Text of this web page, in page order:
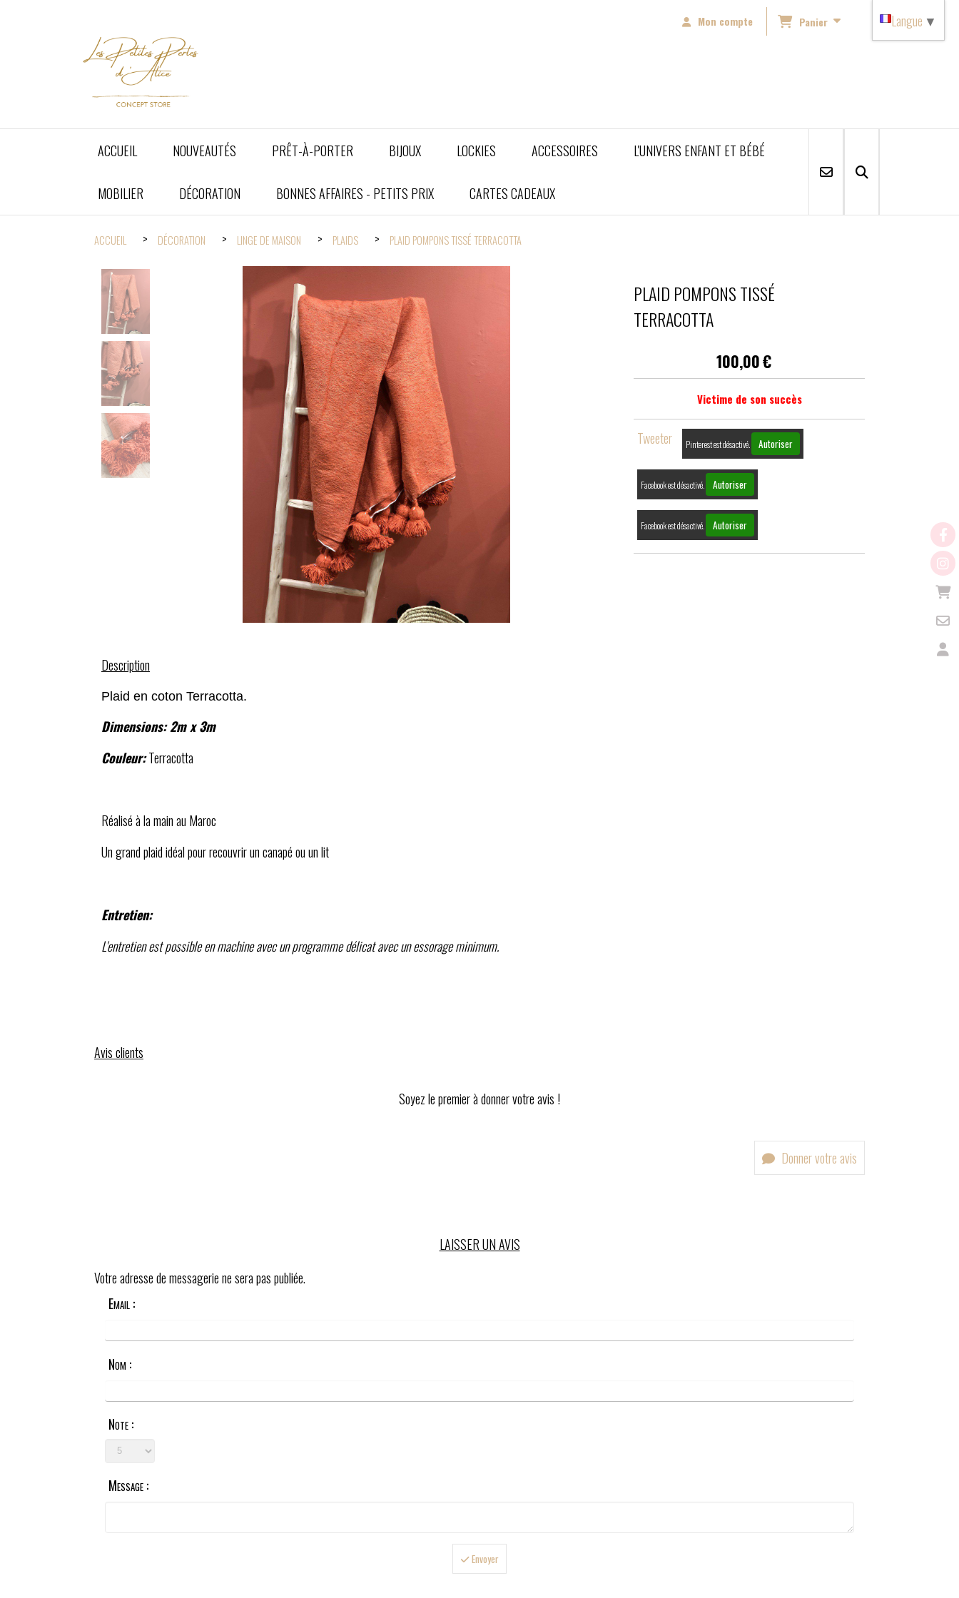
Mon compte Panier
ACCUEIL NOUVEAUTÉS PRÊT-À-PORTER BIJOUX LOCKIES ACCESSOIRES L'UNIVERS ENFANT ET BÉBÉ
MOBILIER DÉCORATION BONNES AFFAIRES - PETITS PRIX CARTES CADEAUX
ACCUEIL DÉCORATION LINGE DE MAISON PLAIDS PLAID POMPONS TISSÉ TERRACOTTA
PLAID POMPONS TISSÉ
TERRACOTTA
100,00€
Victime de son succès
Tweeter Pinterest est désactivé. Autoriser
Facebook est désactivé. Autoriser
Facebook est désactivé. Autoriser
Description
Plaid en coton Terracotta.
Dimensions: 2m x 3m
Couleur:Terracotta
Réalisé à la main au Maroc
Un grand plaid idéal pour recouvrir un canapé ou un lit
Entretien:
L'entretien est possible en machine avec un programme délicat avec un essorage minimum.
Avis clients
Soyez le premier à donner votre avis !
Donner votre avis
LAISSER UN AVIS
Votre adresse de messagerie ne sera pas publiée.
Email :
Nom :
Note :
Message :
Envoyer
Langue ▼